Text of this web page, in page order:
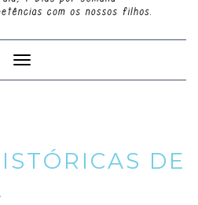
Toggle
Navigation
DE